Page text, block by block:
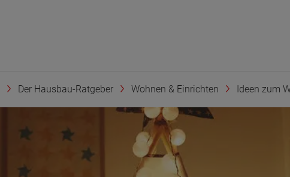
Der Hausbau-Ratgeber Wohnen & Einrichten Ideen zum